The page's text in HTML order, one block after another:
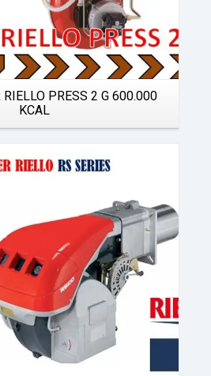
RIELLO PRESS 2 G 600.000
KCAL
Details